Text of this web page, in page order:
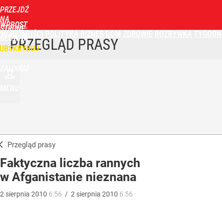
PRZEJDŹ
NA
STRONĘ
GŁÓWNĄ
WPROST
PRZEGLĄD PRASY
Przegląd prasy
Faktyczna liczba rannych
w Afganistanie nieznana
2 sierpnia 2010 6:56 / 2 sierpnia 2010 6:56